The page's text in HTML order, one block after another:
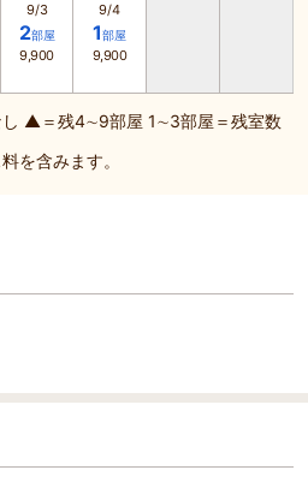
9/3
2部屋
9,900
9/4
1部屋
9,900
▲＝残4∼9部屋 1∼3部屋＝残室数
を含みます。